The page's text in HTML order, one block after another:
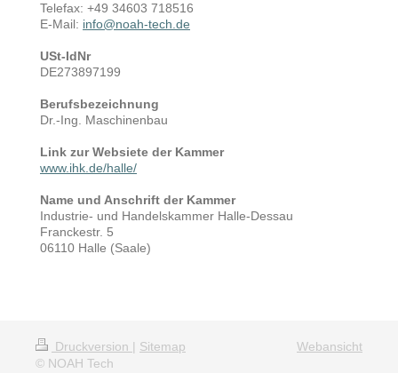
Telefax: +49 34603 718516
E-Mail: info@noah-tech.de
USt-IdNr
DE273897199
Berufsbezeichnung
Dr.-Ing. Maschinenbau
Link zur Websiete der Kammer
www.ihk.de/halle/
Name und Anschrift der Kammer
Industrie- und Handelskammer Halle-Dessau
Franckestr. 5
06110 Halle (Saale)
Druckversion | Sitemap
© NOAH Tech
Webansicht